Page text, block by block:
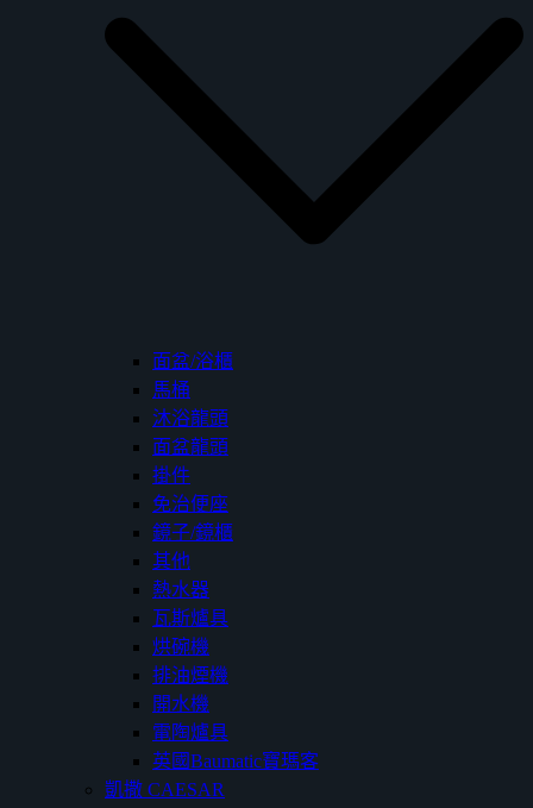
面盆/浴櫃
馬桶
沐浴龍頭
面盆龍頭
掛件
免治便座
鏡子/鏡櫃
其他
熱水器
瓦斯爐具
烘碗機
排油煙機
開水機
電陶爐具
英國Baumatic寶瑪客
凱撒 CAESAR